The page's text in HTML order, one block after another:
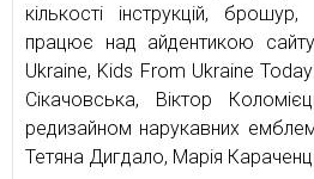
кількості інструкцій,
працює над айдентикою сайту
Ukraine, Kids From Ukraine
Сікачовська, Віктор
редизайном нарукавних
Тетяна Дигдало, Марія